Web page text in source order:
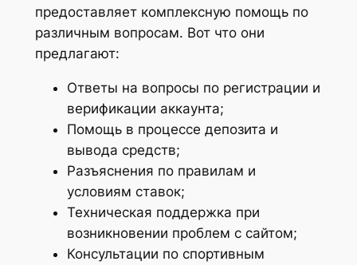
предоставляет комплексную помощь по
различным вопросам. Вот что они
предлагают:
Ответы на вопросы по регистрации и
верификации аккаунта;
Помощь в процессе депозита и
вывода средств;
Разъяснения по правилам и
условиям ставок;
Техническая поддержка при
возникновении проблем с сайтом;
Консультации по спортивным